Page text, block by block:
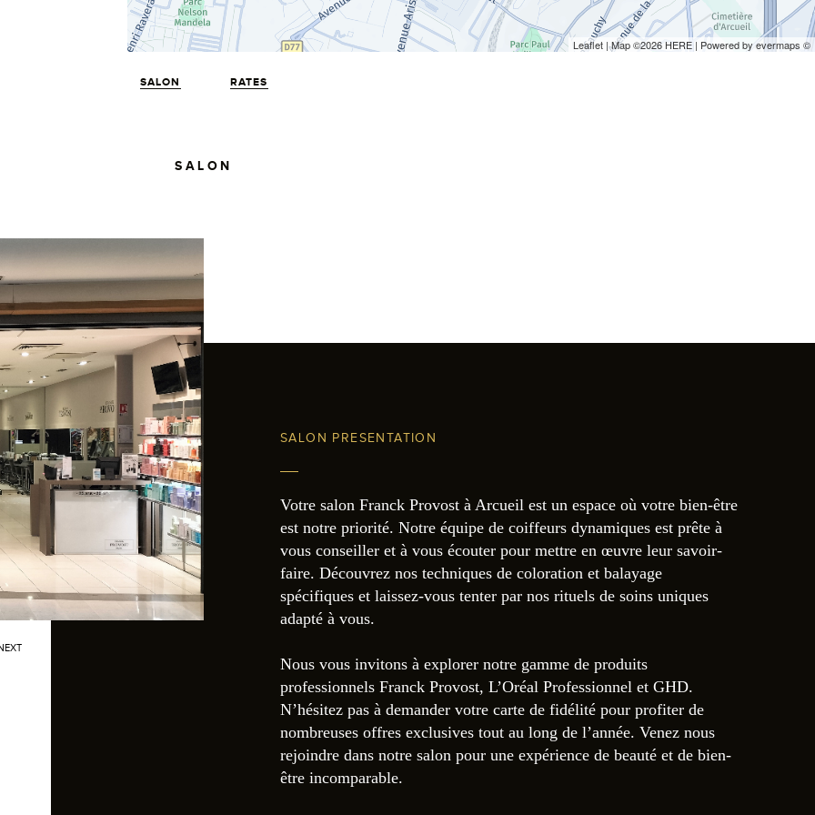
Leaflet | Map ©2026 HERE | Powered by evermaps ©
SALON RATES
SALON
SALON PRESENTATION
Votre salon Franck Provost à Arcueil est un espace où votre bien-être
est notre priorité. Notre équipe de coiffeurs dynamiques est prête à
vous conseiller et à vous écouter pour mettre en œuvre leur savoir-
faire. Découvrez nos techniques de coloration et balayage
spécifiques et laissez-vous tenter par nos rituels de soins uniques
adapté à vous.
Nous vous invitons à explorer notre gamme de produits
professionnels Franck Provost, L’Oréal Professionnel et GHD.
N’hésitez pas à demander votre carte de fidélité pour profiter de
nombreuses offres exclusives tout au long de l’année. Venez nous
rejoindre dans notre salon pour une expérience de beauté et de bien-
être incomparable.